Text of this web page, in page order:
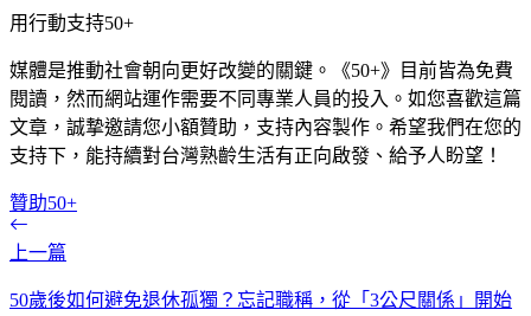
用行動支持50+
媒體是推動社會朝向更好改變的關鍵。《50+》目前皆為免費
閱讀，然而網站運作需要不同專業人員的投入。如您喜歡這篇
文章，誠摯邀請您小額贊助，支持內容製作。希望我們在您的
支持下，能持續對台灣熟齡生活有正向啟發、給予人盼望！
贊助50+
上一篇
50歲後如何避免退休孤獨？忘記職稱，從「3公尺關係」開始